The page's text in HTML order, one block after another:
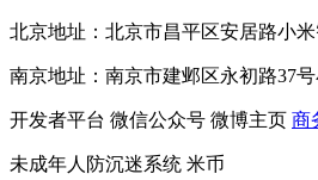
北京地址：北京市昌平区安居路小
南京地址：南京市建邺区永初路37
开发者平台 微信公众号 微博主页 商
未成年人防沉迷系统 米币